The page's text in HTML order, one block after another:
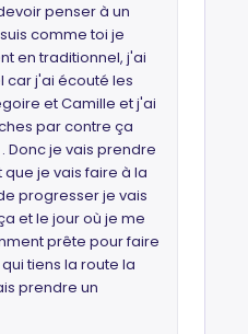
penser à un
comme toi je
en traditionnel, j'ai
car j'ai écouté les
et Camille et j'ai
par contre ça
Donc je vais prendre
je vais faire à la
progresser je vais
et le jour où je me
prête pour faire
tiens la route la
prendre un